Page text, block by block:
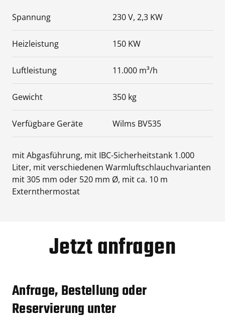
Spannung 230 V, 2,3 KW
Heizleistung 150 KW
Luftleistung 11.000 m³/h
Gewicht 350 kg
Verfügbare Geräte Wilms BV535
mit Abgasführung, mit IBC-Sicherheitstank 1.000
Liter, mit verschiedenen Warmluftschlauchvarianten
mit 305 mm oder 520 mm Ø, mit ca. 10 m
Externthermostat
Jetzt anfragen
Anfrage, Bestellung oder
Reservierung unter